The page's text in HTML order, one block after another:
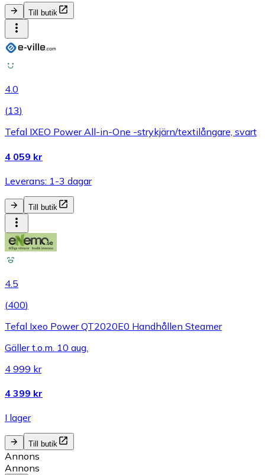
Till butik
4.0
(13)
Tefal IXEO Power All-in-One -strykjärn/textilångare, svart
4 059 kr
Leverans: 1-3 dagar
Till butik
4.5
(400)
Tefal Ixeo Power QT2020E0 Handhållen Steamer
Gäller t.o.m. 10 aug.
4 999 kr
4 399 kr
I lager
Till butik
Annons
Annons